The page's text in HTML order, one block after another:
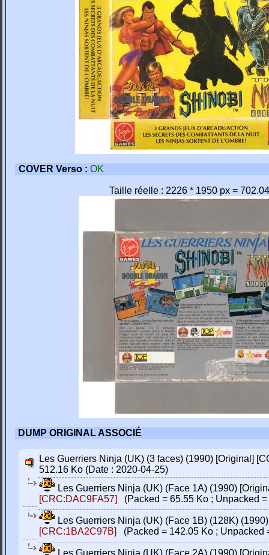
COVER Verso : OK
Taille réelle : 2226 * 1950 px =
DUMP ORIGINAL ASSOCIÉ
Les Guerriers Ninja (UK) (3 faces) (1990) [Original]
512.16 Ko (Date : 2020-04-25)
Les Guerriers Ninja (UK) (Face 1A) (1990)
[CRC:DAC9FA57]
(Packed = 65.55 Ko ; Unpacked
Les Guerriers Ninja (UK) (Face 1B) (128K)
[CRC:1BA2C97B]
(Packed = 142.05 Ko ; Unpacked
Les Guerriers Ninja (UK) (Face 2A) (1990)